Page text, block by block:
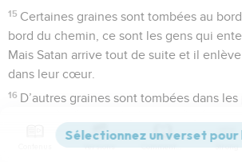
15 Certaines graines sont tombées au
bord du chemin, ce sont les gens qui
Mais Satan arrive tout de suite et il
dans leur cœur.
16 D’autres graines sont tombées dans les
qui la reçoivent aussitôt avec joie.
Versions Commentaires Strong